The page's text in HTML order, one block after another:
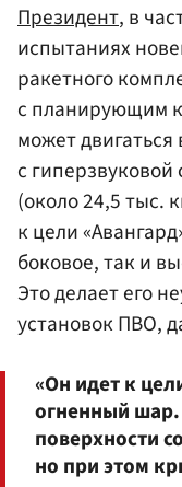
Президент, в
испытаниях
ракетного
с планирующим
может
с
(около 24,5 тыс.
к цели
боковое, так и
Это делает его
установок ПВО,
«Он идет к
огненный шар.
поверхности
но при этом